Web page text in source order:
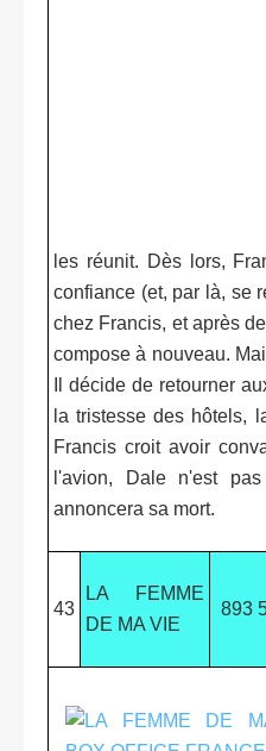
les réunit. Dès lors,
confiance (et, par là, se
chez Francis, et après
compose à nouveau.
Il décide de retourner
la tristesse des hôtels,
Francis croit avoir
l'avion, Dale n'est
annoncera sa mort.
43
LA FEMME
DE MA VIE
893